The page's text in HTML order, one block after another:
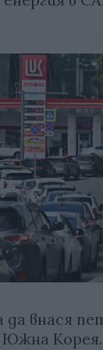
да внася
Корея.